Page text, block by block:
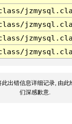
此出错信息详细记录, 由
们深感歉意.